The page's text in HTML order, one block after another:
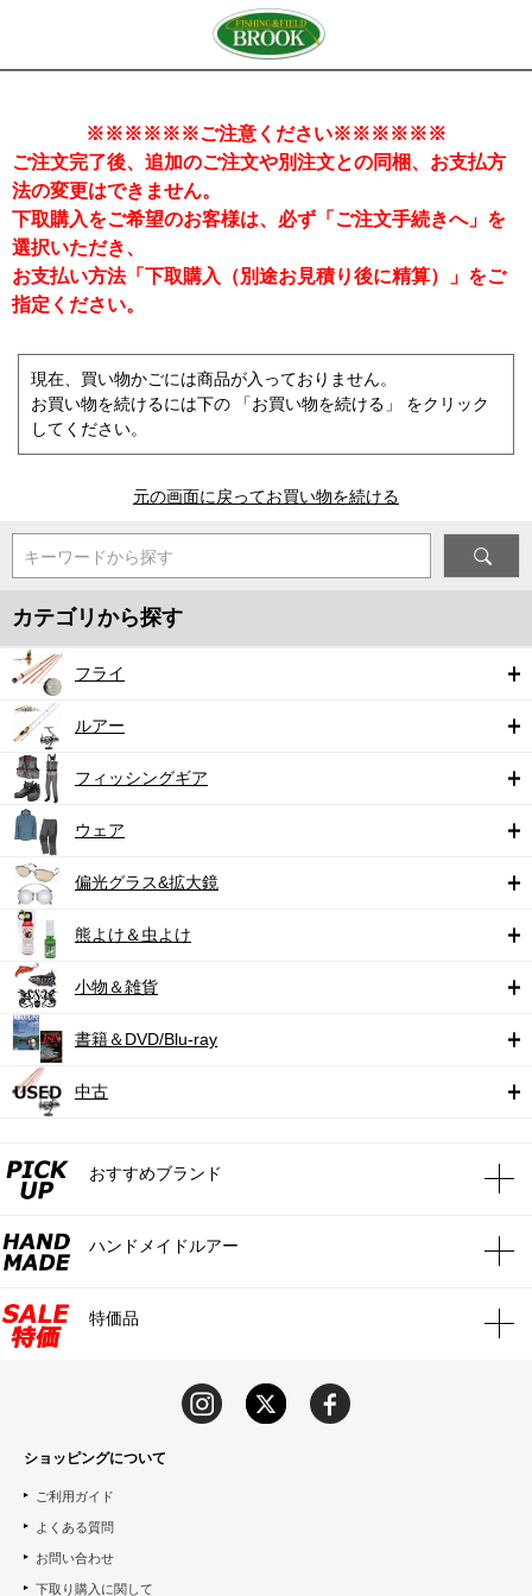
※※※※※※ご注意ください※※※※※※
ご注文完了後、追加のご注文や別注文との同梱、お支払方
法の変更はできません。
下取購入をご希望のお客様は、必ず「ご注文手続きへ」を
選択いただき、
お支払い方法「下取購入（別途お見積り後に精算）」をご
指定ください。
現在、買い物かごには商品が入っておりません。
お買い物を続けるには下の 「お買い物を続ける」 をクリック
してください。
元の画面に戻ってお買い物を続ける
キーワードから探す
カテゴリから探す
フライ
ルアー
フィッシングギア
ウェア
偏光グラス&拡大鏡
熊よけ＆虫よけ
小物＆雑貨
書籍＆DVD/Blu-ray
中古
おすすめブランド
ハンドメイドルアー
特価品
ショッピングについて
ご利用ガイド
よくある質問
お問い合わせ
下取り購入に関して